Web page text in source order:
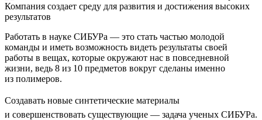
Компания создает среду для развития и достижения высоких
результатов
Работать в науке СИБУРа — это стать частью молодой
команды и иметь возможность видеть результаты своей
работы в вещах, которые окружают нас в повседневной
жизни, ведь 8 из 10 предметов вокруг сделаны именно
из полимеров.
Создавать новые синтетические материалы
и совершенствовать существующие — задача ученых СИБУРа.